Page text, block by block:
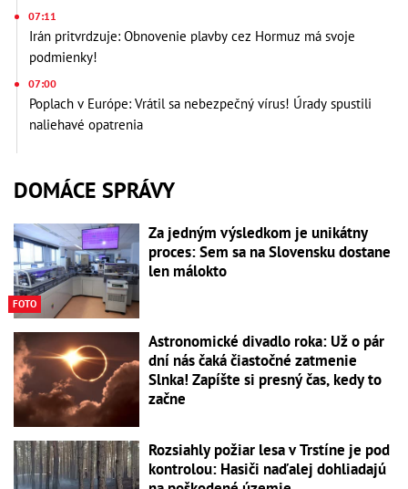
07:11
Irán pritvrdzuje: Obnovenie plavby cez Hormuz má svoje
podmienky!
07:00
Poplach v Európe: Vrátil sa nebezpečný vírus! Úrady spustili
naliehavé opatrenia
DOMÁCE SPRÁVY
FOTO
Za jedným výsledkom je unikátny
proces: Sem sa na Slovensku dostane
len málokto
Astronomické divadlo roka: Už o pár
dní nás čaká čiastočné zatmenie
Slnka! Zapíšte si presný čas, kedy to
začne
Rozsiahly požiar lesa v Trstíne je pod
kontrolou: Hasiči naďalej dohliadajú